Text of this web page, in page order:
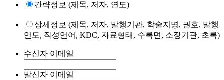
간략정보 (제목, 저자, 연도)
상세정보 (제목, 저자, 발행기관, 학술지명, 권호, 발행
연도, 작성언어, KDC, 자료형태, 수록면, 소장기관, 초록)
수신자 이메일
발신자 이메일